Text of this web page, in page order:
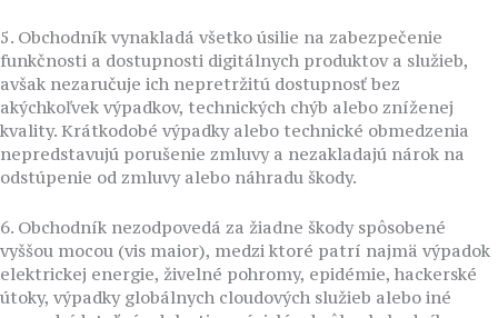
5. Obchodník vynakladá všetko úsilie na zabezpečenie
funkčnosti a dostupnosti digitálnych produktov a služieb,
avšak nezaručuje ich nepretržitú dostupnosť bez
akýchkoľvek výpadkov, technických chýb alebo zníženej
kvality. Krátkodobé výpadky alebo technické obmedzenia
nepredstavujú porušenie zmluvy a nezakladajú nárok na
odstúpenie od zmluvy alebo náhradu škody.
6. Obchodník nezodpovedá za žiadne škody spôsobené
vyššou mocou (vis maior), medzi ktoré patrí najmä výpadok
elektrickej energie, živelné pohromy, epidémie, hackerské
útoky, výpadky globálnych cloudových služieb alebo iné